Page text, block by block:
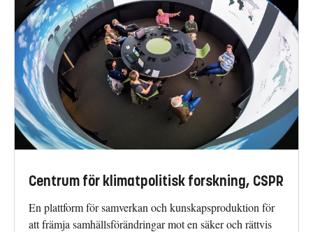
Centrum för klimatpolitisk forskning, CSPR
En plattform för samverkan och kunskapsproduktion för
att främja samhällsförändringar mot en säker och rättvis